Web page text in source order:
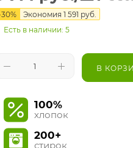
30% Экономия 1 591 руб.
Есть в наличии: 5
В
100%
хлопок
200+
стирок